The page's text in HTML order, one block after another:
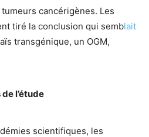
cancérigènes. Les
tiré la conclusion qui semblait
transgénique, un OGM,
l’étude
scientifiques, les